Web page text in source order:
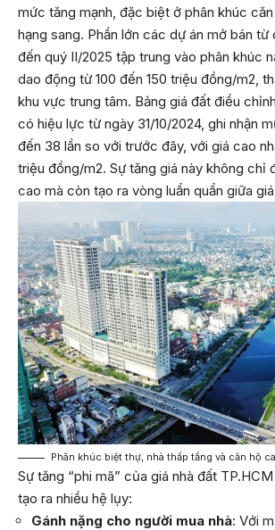
mức tăng mạnh, đặc biệt ở phân khúc
hạng sang. Phần lớn các dự án mở bán từ
đến quý II/2025 tập trung vào phân khúc
dao động từ 100 đến 150 triệu đồng/m2,
khu vực trung tâm. Bảng giá đất điều
có hiệu lực từ ngày 31/10/2024, ghi nhận
đến 38 lần so với trước đây, với giá cao
triệu đồng/m2. Sự tăng giá này không chỉ
cao mà còn tạo ra vòng luẩn quẩn giữa
Phân khúc biệt thự, nhà thấp tầng và căn hộ
Sự tăng “phi mã” của giá nhà đất
tạo ra nhiều hệ lụy:
Gánh nặng cho người mua nhà: Với